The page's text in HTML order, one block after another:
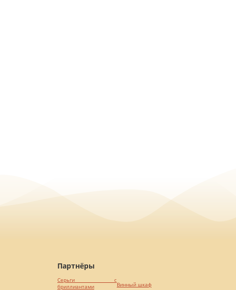
Партнёры
Серьги с
бриллиантами
Винный шкаф